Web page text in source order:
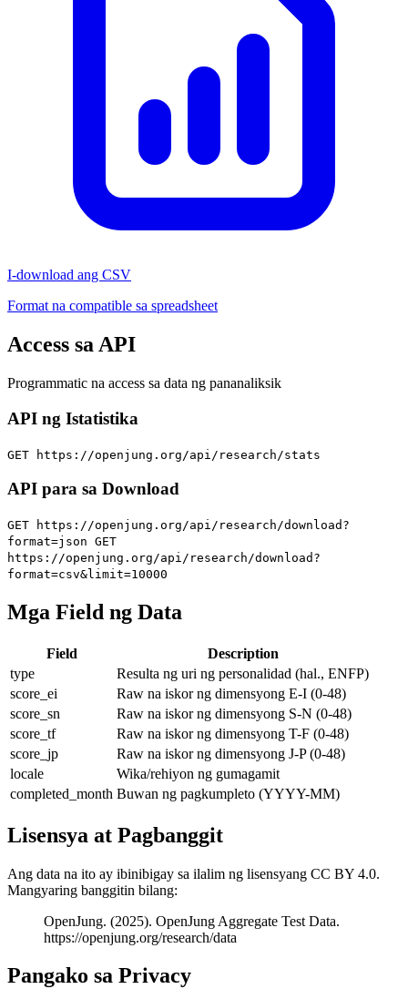
I-download ang CSV
Format na compatible sa spreadsheet
Access sa API
Programmatic na access sa data ng pananaliksik
API ng Istatistika
GET https://openjung.org/api/research/stats
API para sa Download
GET https://openjung.org/api/research/download?
format=json GET
https://openjung.org/api/research/download?
format=csv&limit=10000
Mga Field ng Data
Field
Description
type
Resulta ng uri ng personalidad (hal., ENFP)
score_ei
Raw na iskor ng dimensyong E-I (0-48)
score_sn
Raw na iskor ng dimensyong S-N (0-48)
score_tf
Raw na iskor ng dimensyong T-F (0-48)
score_jp
Raw na iskor ng dimensyong J-P (0-48)
locale
Wika/rehiyon ng gumagamit
completed_month Buwan ng pagkumpleto (YYYY-MM)
Lisensya at Pagbanggit
Ang data na ito ay ibinibigay sa ilalim ng lisensyang CC BY 4.0.
Mangyaring banggitin bilang:
OpenJung. (2025). OpenJung Aggregate Test Data.
https://openjung.org/research/data
Pangako sa Privacy